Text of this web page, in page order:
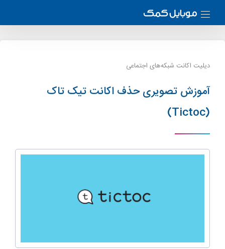
دیلیت اکانت شبکه‌های اجتماعی
آموزش تصویری حذف اکانت تیک تاک
(Tictoc)